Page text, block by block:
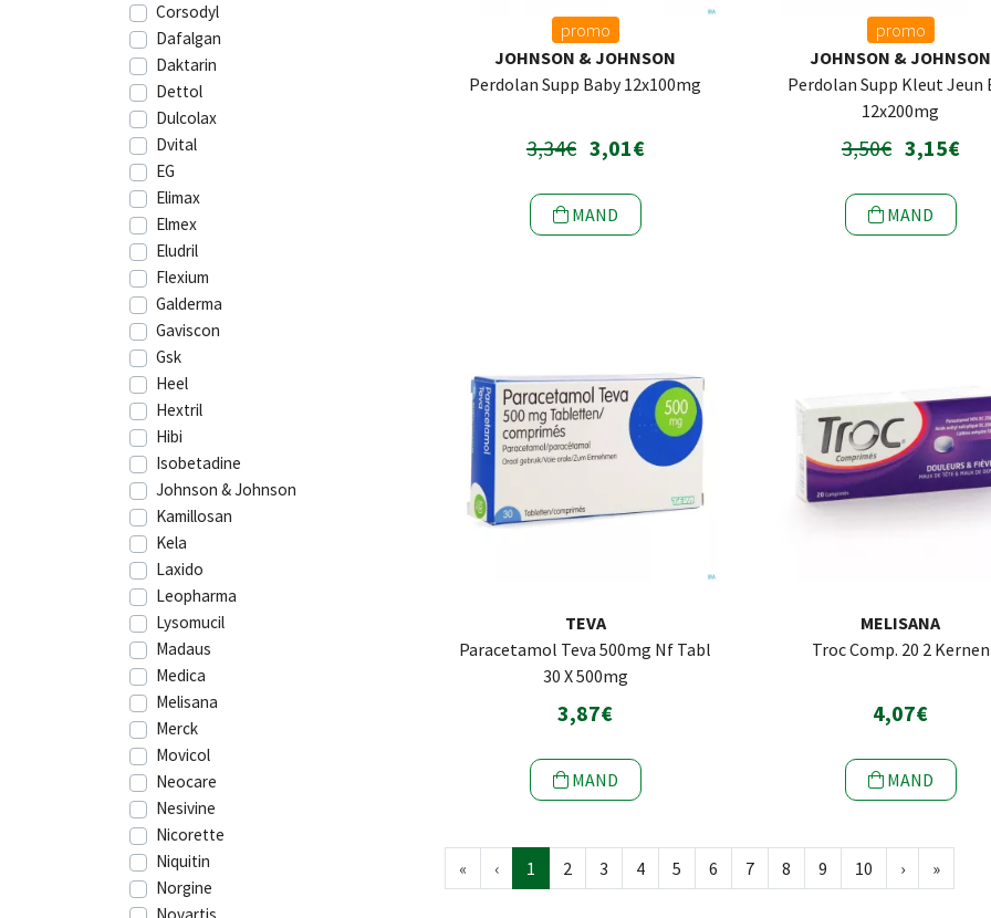
Corsodyl
Dafalgan
Daktarin
Dettol
Dulcolax
Dvital
EG
Elimax
Elmex
Eludril
Flexium
Galderma
Gaviscon
Gsk
Heel
Hextril
Hibi
Isobetadine
Johnson & Johnson
Kamillosan
Kela
Laxido
Leopharma
Lysomucil
Madaus
Medica
Melisana
Merck
Movicol
Neocare
Nesivine
Nicorette
Niquitin
Norgine
promo
JOHNSON & JOHNSON
Perdolan Supp Baby 12x100mg
3,34€ 3,01€
MAND
promo
JOHNSON & JOHNSON
Perdolan Supp Kleut Jeun
12x200mg
3,50€ 3,15€
MAND
TEVA
Paracetamol Teva 500mg Nf Tabl
30 X 500mg
3,87€
MAND
MELISANA
Troc Comp. 20 2 Kernen
4,07€
MAND
« ‹ 1 2 3 4 5 6 7 8 9 10 › »